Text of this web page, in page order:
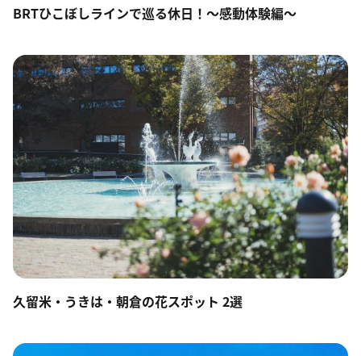
BRTひこぼしラインで巡る休日！～感動体験編～
久留米・うきは・朝倉の花スポット 2選